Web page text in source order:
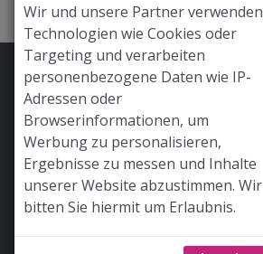
Wir und unsere Partner verwenden
Technologien wie Cookies oder
Targeting und verarbeiten
personenbezogene Daten wie IP-
Adressen oder
Browserinformationen, um
Werbung zu personalisieren,
Ergebnisse zu messen und Inhalte
unserer Website abzustimmen. Wir
bitten Sie hiermit um Erlaubnis.
Stoff & Liebe App
Hilfe / FAQ
Versand
Widerrufsrecht
AGB